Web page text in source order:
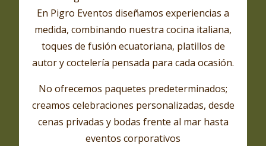
En Pigro Eventos diseñamos experiencias a
medida, combinando nuestra cocina italiana,
toques de fusión ecuatoriana, platillos de
autor y coctelería pensada para cada ocasión.
No ofrecemos paquetes predeterminados;
creamos celebraciones personalizadas, desde
cenas privadas y bodas frente al mar hasta
eventos corporativos